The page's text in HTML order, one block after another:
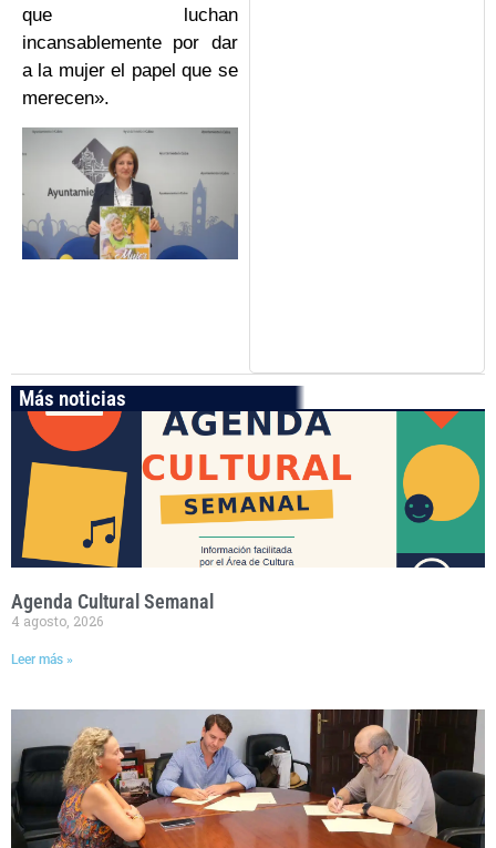
que luchan
incansablemente por dar
a la mujer el papel que se
merecen».
Más noticias
Agenda Cultural Semanal
4 agosto, 2026
Leer más »